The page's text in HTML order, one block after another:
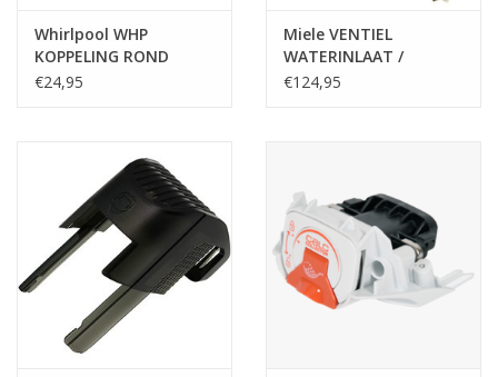
Whirlpool WHP
KOPPELING ROND
€24,95
Miele VENTIEL
WATERINLAAT /
MAGNEETVENTIEL 220-
€124,95